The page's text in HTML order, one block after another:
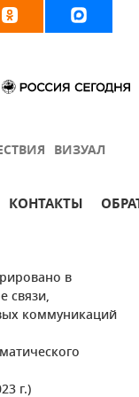
ВИЗУАЛ
КОНТАКТЫ
в
связи,
коммуникаций
г.)